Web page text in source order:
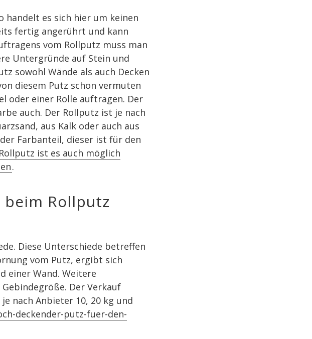
handelt es sich hier um keinen
fertig angerührt und kann
vom Rollputz muss man
Untergründe auf Stein und
sowohl Wände als auch Decken
diesem Putz schon vermuten
oder einer Rolle auftragen. Der
auch. Der Rollputz ist je nach
aus Kalk oder auch aus
Farbanteil, dieser ist für den
Rollputz ist es auch möglich
.
Rollputz
Diese Unterschiede betreffen
vom Putz, ergibt sich
einer Wand. Weitere
Der Verkauf
nach Anbieter 10, 20 kg und
deckender-putz-fuer-den-